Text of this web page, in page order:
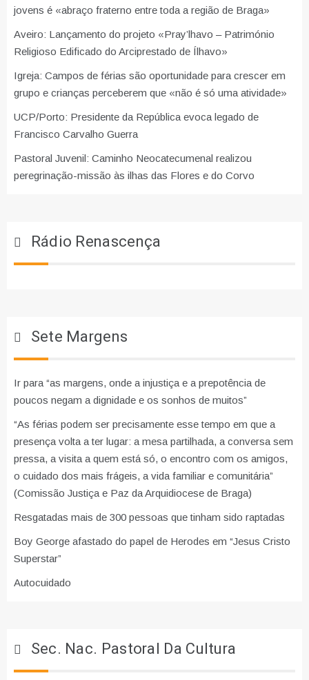
jovens é «abraço fraterno entre toda a região de Braga»
Aveiro: Lançamento do projeto «Pray’lhavo – Património
Religioso Edificado do Arciprestado de Ílhavo»
Igreja: Campos de férias são oportunidade para crescer em
grupo e crianças perceberem que «não é só uma atividade»
UCP/Porto: Presidente da República evoca legado de
Francisco Carvalho Guerra
Pastoral Juvenil: Caminho Neocatecumenal realizou
peregrinação-missão às ilhas das Flores e do Corvo
Rádio Renascença
Sete Margens
Ir para “as margens, onde a injustiça e a prepotência de
poucos negam a dignidade e os sonhos de muitos”
“As férias podem ser precisamente esse tempo em que a
presença volta a ter lugar: a mesa partilhada, a conversa sem
pressa, a visita a quem está só, o encontro com os amigos,
o cuidado dos mais frágeis, a vida familiar e comunitária”
(Comissão Justiça e Paz da Arquidiocese de Braga)
Resgatadas mais de 300 pessoas que tinham sido raptadas
Boy George afastado do papel de Herodes em “Jesus Cristo
Superstar”
Autocuidado
Sec. Nac. Pastoral Da Cultura